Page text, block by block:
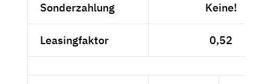
Sonderzahlung Keine!
Leasingfaktor 0,52